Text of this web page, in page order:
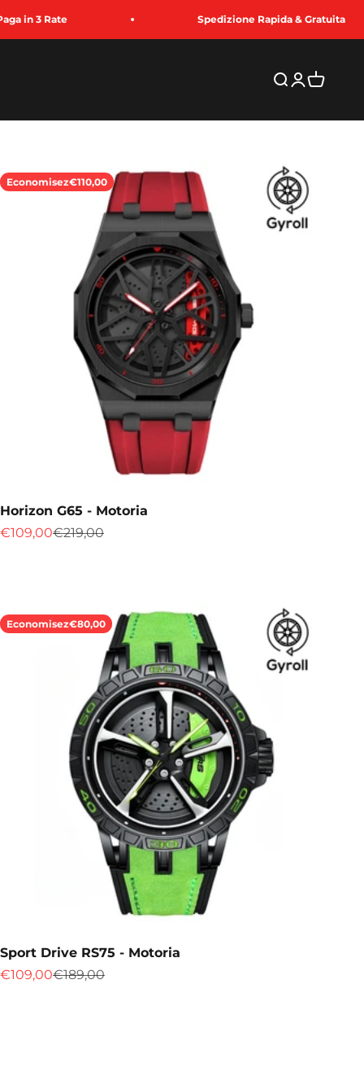
Spedizione Rapida & Gratuita
Recherche
Connexion
Panier
Economisez€110,00
Horizon G65 - Motoria
Prix de vente
€109,00Prix normal
€219,00
Economisez€80,00
Sport Drive RS75 - Motoria
Prix de vente
€109,00Prix normal
€189,00